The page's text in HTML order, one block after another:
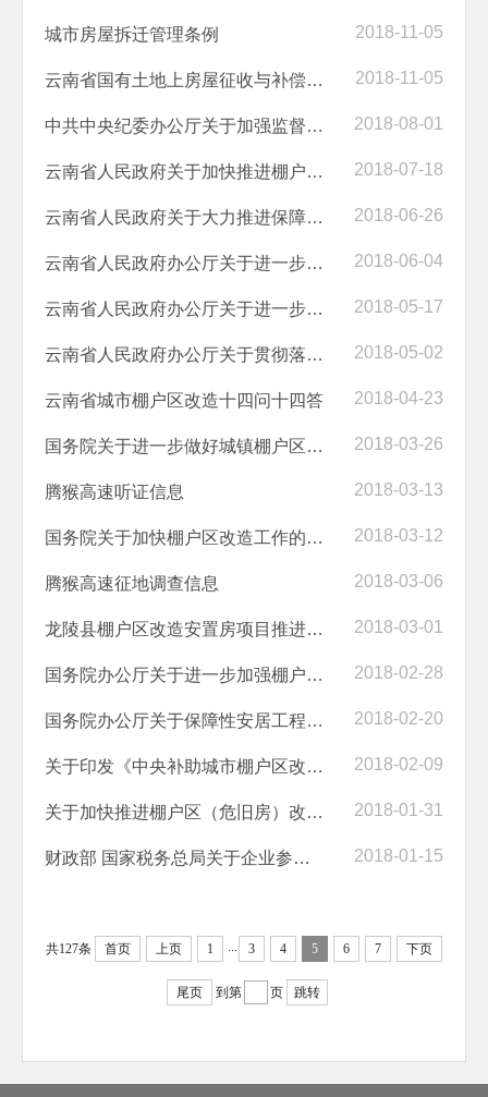
城市房屋拆迁管理条例 2018-11-05
云南省国有土地上房屋征收与补偿办法 2018-11-05
中共中央纪委办公厅关于加强监督检查进一步规范征地拆迁行为的通知 2018-08-01
云南省人民政府关于加快推进棚户区改造工作的实施意见 2018-07-18
云南省人民政府关于大力推进保障性安居工程建设的意见 2018-06-26
云南省人民政府办公厅关于进一步推进棚户区改造工作的通知 2018-06-04
云南省人民政府办公厅关于进一步加快推进棚户区改造工作的通知 2018-05-17
云南省人民政府办公厅关于贯彻落实国家有关部委文件精神促进房地产业平... 2018-05-02
云南省城市棚户区改造十四问十四答 2018-04-23
国务院关于进一步做好城镇棚户区和城乡危房改造及配套基础设施建设有关... 2018-03-26
腾猴高速听证信息 2018-03-13
国务院关于加快棚户区改造工作的意见 2018-03-12
腾猴高速征地调查信息 2018-03-06
龙陵县棚户区改造安置房项目推进情况 2018-03-01
国务院办公厅关于进一步加强棚户区改造工作的通知 2018-02-28
国务院办公厅关于保障性安居工程建设和管理的指导意见 2018-02-20
关于印发《中央补助城市棚户区改造专项资金管理办法》的通知 2018-02-09
关于加快推进棚户区（危旧房）改造的通知 2018-01-31
财政部 国家税务总局关于企业参与政府统一组织的棚户区改造有关企业所得... 2018-01-15
共127条 首页 上页 1 ... 3 4 5 6 7 下页
尾页 到第 页 跳转